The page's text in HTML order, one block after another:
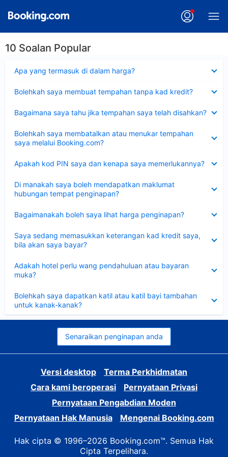
10 Soalan Popular
Apa yang termasuk di dalam harga?
Bolehkah saya membuat tempahan tanpa kad kredit?
Bagaimana saya tahu jika tempahan saya telah disahkan?
Bolehkah saya membatalkan atau menukar tempahan
saya melalui Booking.com?
Apakah kod PIN saya dan kenapa saya memerlukannya?
Di manakah saya boleh mendapatkan maklumat
hubungan tempat penginapan?
Bagaimanakah boleh saya lihat harga penginapan?
Saya sedang memasukkan keterangan kad kredit saya,
bila akan saya bayar?
Adakah hotel perlu wang pendahuluan atau bayaran
muka?
Bolehkah saya dapatkan katil atau katil bayi tambahan
untuk kanak-kanak?
Senaraikan penginapan anda
Versi desktop
Terma Perkhidmatan
Cara kami beroperasi
Pernyataan Privasi
Pernyataan Pengabdian Moden
Pernyataan Hak Manusia
Mengenai Booking.com
Hak cipta © 1996–2026 Booking.com™. Semua Hak
Cipta Terpelihara.